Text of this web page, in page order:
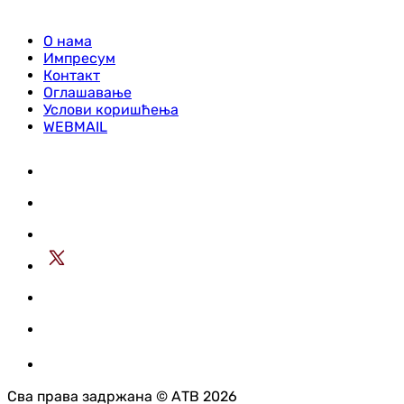
О нама
Импресум
Контакт
Оглашавање
Услови коришћења
WEBMAIL
Сва права задржана © АТВ 2026